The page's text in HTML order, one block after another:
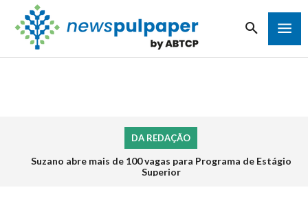
DA REDAÇÃO
Suzano abre mais de 100 vagas para Programa de Estágio
Superior